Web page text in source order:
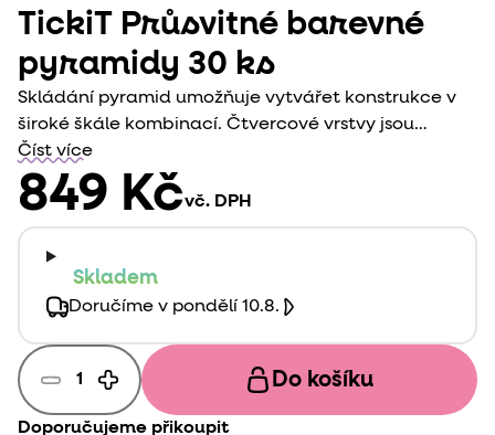
TickiT Průsvitné barevné
pyramidy 30 ks
Skládání pyramid umožňuje vytvářet konstrukce v
široké škále kombinací. Čtvercové vrstvy jsou
navrženy tak, aby se mohly skládat svisle, z velké na
malou nebo z malé na velkou, a také vodorovně pro
vytvoření vyšších struktur.
Číst více
849 Kčvč. DPH
Skladem
Doručíme v pondělí 10.8.
Do košíku
Doporučujeme přikoupit